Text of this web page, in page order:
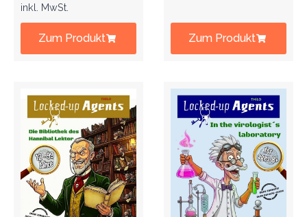
inkl. MwSt.
Zum Produkt Zum Produkt